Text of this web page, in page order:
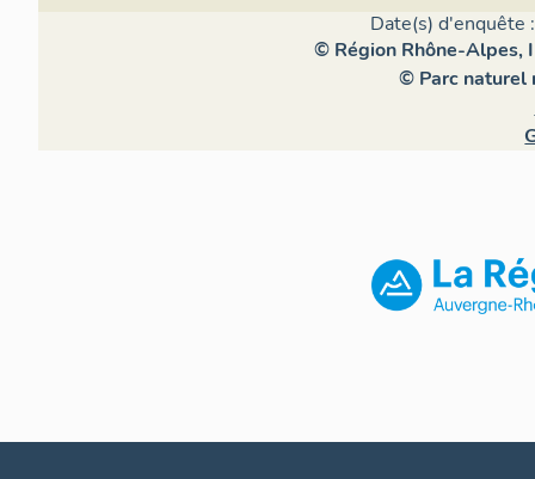
La vigne,
On constate
Histoire
disparu. En
vergers,
trois
Date(s) d'enquête
© Région Rhône-Alpes,
© Parc naturel